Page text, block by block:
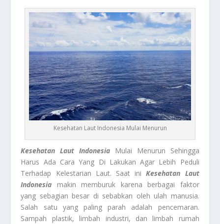
Kesehatan Laut Indonesia Mulai Menurun
Kesehatan Laut Indonesia Mulai Menurun Sehingga
Harus Ada Cara Yang Di Lakukan Agar Lebih Peduli
Terhadap Kelestarian Laut. Saat iniKesehatan Laut
Indonesia makin memburuk karena berbagai faktor
yang sebagian besar di sebabkan oleh ulah manusia.
Salah satu yang paling parah adalah pencemaran.
Sampah plastik, limbah industri, dan limbah rumah